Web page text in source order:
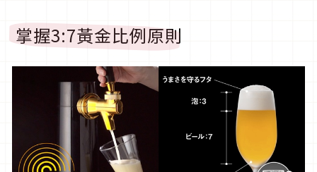
掌握3:7黃金比例原則